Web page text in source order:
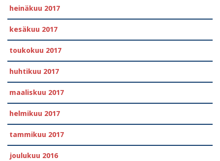
heinäkuu 2017
kesäkuu 2017
toukokuu 2017
huhtikuu 2017
maaliskuu 2017
helmikuu 2017
tammikuu 2017
joulukuu 2016